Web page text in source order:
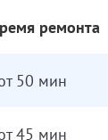
ремонта
50 мин
45 мин